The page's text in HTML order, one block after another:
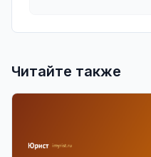
Читайте также